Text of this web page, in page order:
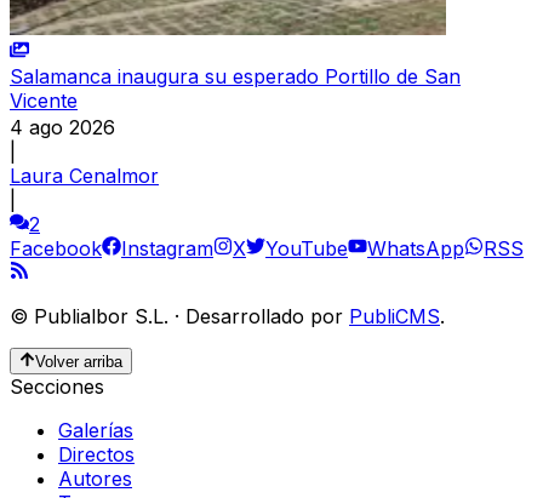
Salamanca inaugura su esperado Portillo de San
Vicente
4 ago 2026
Laura Cenalmor
2
Facebook
Instagram X YouTube WhatsApp RSS
© Publialbor S.L. · Desarrollado por PubliCMS.
Volver arriba
Secciones
Galerías
Directos
Autores